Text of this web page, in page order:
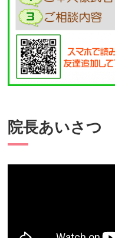
院長あいさつ